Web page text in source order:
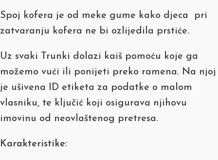
Spoj kofera je od meke gume kako djeca pri
zatvaranju kofera ne bi ozlijedila prstiće.
Uz svaki Trunki dolazi kaiš pomoću koje ga
možemo vući ili ponijeti preko ramena. Na njoj
je ušivena ID etiketa za podatke o malom
vlasniku, te ključić koji osigurava njihovu
imovinu od neovlaštenog pretresa.
Karakteristike: